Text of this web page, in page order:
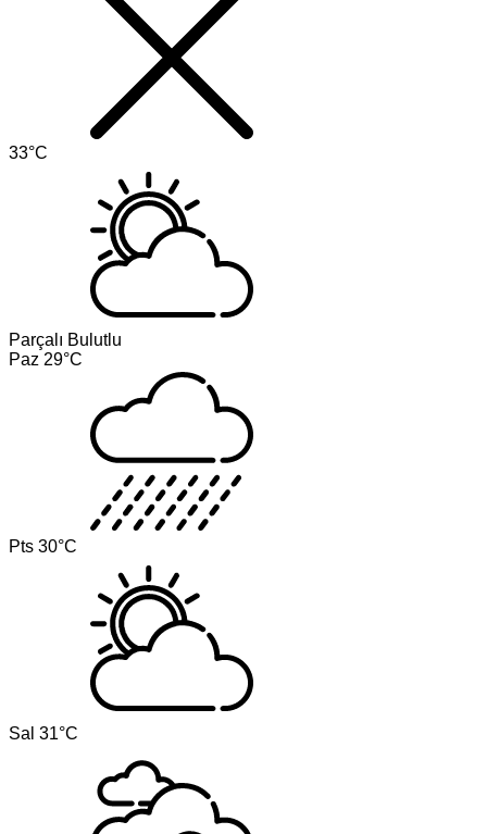
33°C
Parçalı Bulutlu
Paz 29°C
Pts 30°C
Sal 31°C